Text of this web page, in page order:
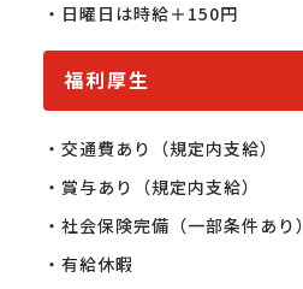
・日曜日は時給＋150円
福利厚生
・交通費あり（規定内支給）
・賞与あり（規定内支給）
・社会保険完備（一部条件あり）
・有給休暇